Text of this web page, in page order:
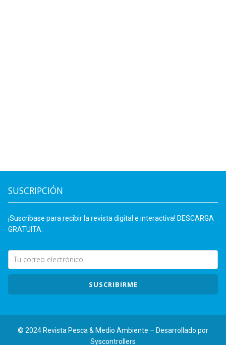
SUSCRIPCIÓN
¡Suscríbase para recibir la revista digital e interactiva! DESCARGA
GRATUITA.
SUSCRIBIRME
© 2024 Revista Pesca & Medio Ambiente – Desarrollado por
Syscontrollers